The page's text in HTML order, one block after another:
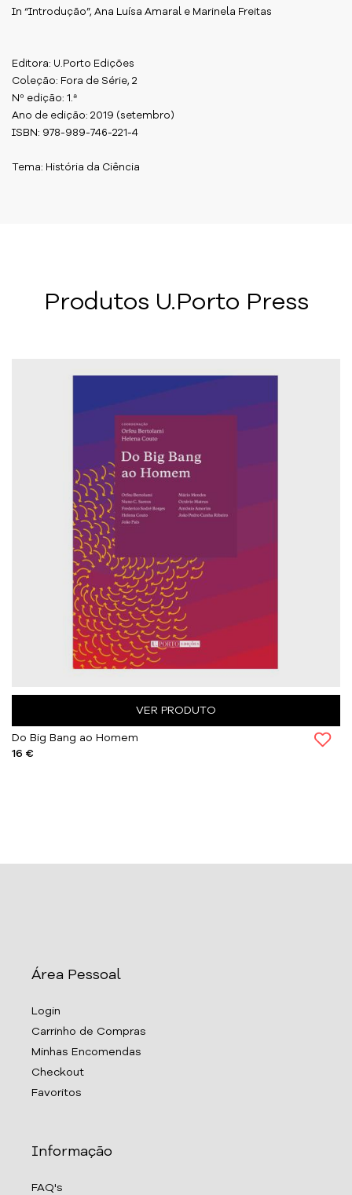
In “Introdução”, Ana Luísa Amaral e Marinela Freitas
Editora: U.Porto Edições
Coleção: Fora de Série, 2
Nº edição: 1.ª
Ano de edição: 2019 (setembro)
ISBN: 978-989-746-221-4
Tema: História da Ciência
Produtos U.Porto Press
VER PRODUTO
Do Big Bang ao Homem
16 €
Área Pessoal
Login
Carrinho de Compras
Minhas Encomendas
Checkout
Favoritos
Informação
FAQ's